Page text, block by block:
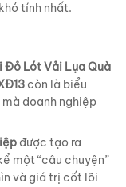
tính nhất.
Đỏ Lót Vải Lụa Quà
còn là biểu
doanh nghiệp
được tạo ra
một “câu chuyện”
và giá trị cốt lõi